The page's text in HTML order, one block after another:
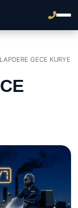
GECE KURYE